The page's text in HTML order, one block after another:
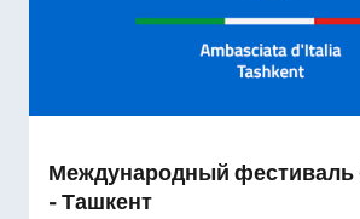
Международный фестиваль
- Ташкент